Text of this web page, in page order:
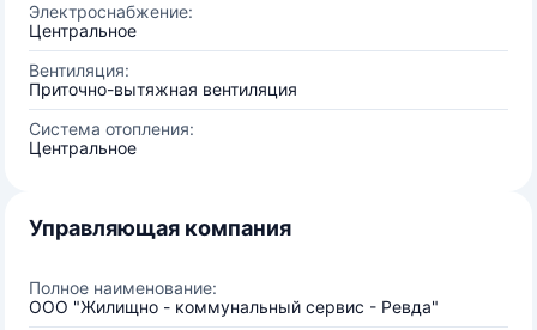
Электроснабжение:
Центральное
Вентиляция:
Приточно-вытяжная вентиляция
Система отопления:
Центральное
Управляющая компания
Полное наименование:
ООО "Жилищно - коммунальный сервис - Ревда"